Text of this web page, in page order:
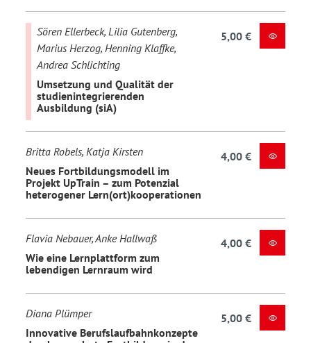
Sören Ellerbeck, Lilia Gutenberg,
Marius Herzog, Henning Klaffke,
Andrea Schlichting
Umsetzung und Qualität der
studienintegrierenden
Ausbildung (siA)
5,00 €
Britta Robels, Katja Kirsten
Neues Fortbildungsmodell im
Projekt UpTrain – zum Potenzial
heterogener Lern(ort)kooperationen
4,00 €
Flavia Nebauer, Anke Hallwaß
Wie eine Lernplattform zum
lebendigen Lernraum wird
4,00 €
Diana Plümper
Innovative Berufslaufbahnkonzepte
5,00 €